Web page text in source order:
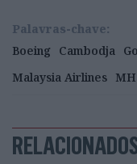
Palavras-chave:
Boeing
Cambodja
Malaysia Airlines